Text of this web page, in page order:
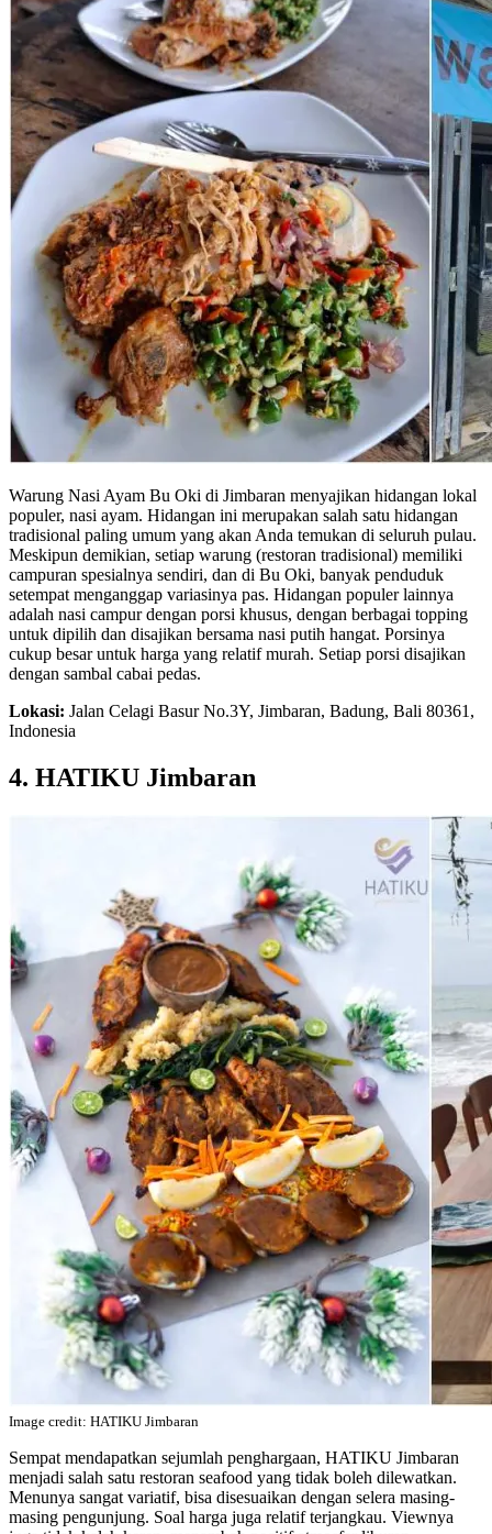
Warung Nasi Ayam Bu Oki di Jimbaran menyajikan hidangan lokal
populer, nasi ayam. Hidangan ini merupakan salah satu hidangan
tradisional paling umum yang akan Anda temukan di seluruh pulau.
Meskipun demikian, setiap warung (restoran tradisional) memiliki
campuran spesialnya sendiri, dan di Bu Oki, banyak penduduk
setempat menganggap variasinya pas. Hidangan populer lainnya
adalah nasi campur dengan porsi khusus, dengan berbagai topping
untuk dipilih dan disajikan bersama nasi putih hangat. Porsinya
cukup besar untuk harga yang relatif murah. Setiap porsi disajikan
dengan sambal cabai pedas.
Lokasi: Jalan Celagi Basur No.3Y, Jimbaran, Badung, Bali 80361,
Indonesia
4. HATIKU Jimbaran
Image credit: HATIKU Jimbaran
Sempat mendapatkan sejumlah penghargaan, HATIKU Jimbaran
menjadi salah satu restoran seafood yang tidak boleh dilewatkan.
Menunya sangat variatif, bisa disesuaikan dengan selera masing-
masing pengunjung. Soal harga juga relatif terjangkau. Viewnya